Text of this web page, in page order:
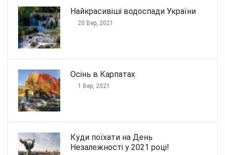
Найкрасивіші водоспади України
20 Вер, 2021
Осінь в Карпатах
1 Вер, 2021
Куди поїхати на День
Незалежності у 2021 році!